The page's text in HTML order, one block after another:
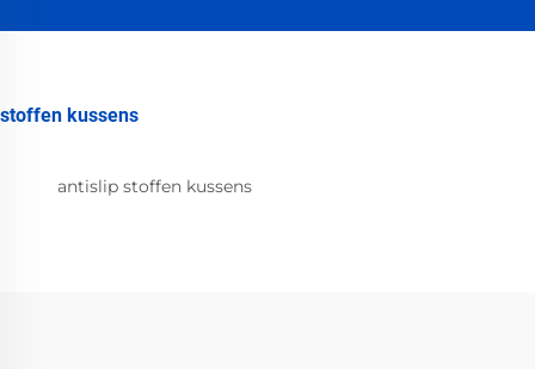
stoffen kussens
antislip stoffen kussens